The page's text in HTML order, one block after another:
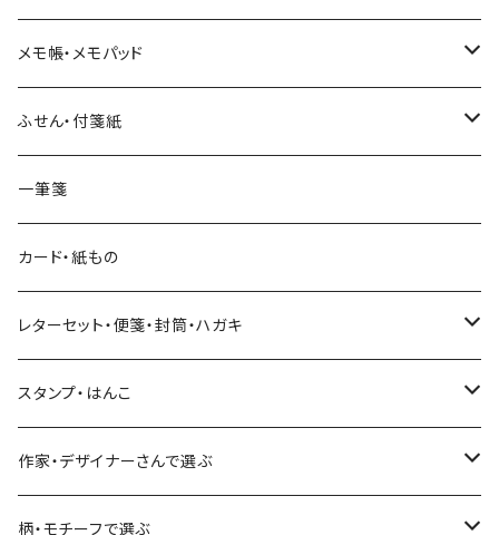
和紙
透明クリア
Hutte paper works （プロペラスタジオ）
ネクタイ
透明クリアテープ
柄・モチーフで選ぶ（マステ）
いちご・ストロベリー
フルーツ・野菜
マインドウェイブ
水縞
大枝活版室
星燈社
フレークシール
パピアプラッツ（作家もの）
ヨハク
ステッカーシール
マインドウェイブ
田村美紀
立体シール
メモ帳・メモパッド
ヨハク
HUTTE PAPER WORKS
表現社（作家もの）
星燈社
古川紙工
大枝活版室
ふせん・付箋紙
ヨハク
HUTTE PAPER WORKS
古川紙工
表現社（作家もの）
ロール付箋
一筆箋
カード・紙もの
レターセット・便箋・封筒・ハガキ
古川紙工
表現社（作家もの）
スタンプ・はんこ
Hutte paper works
ヨハク
作家・デザイナーさんで選ぶ
ネクタイ
柄・モチーフで選ぶ